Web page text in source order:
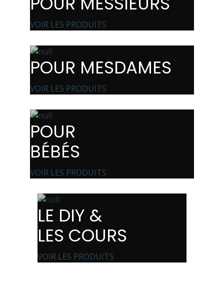
VOIR LES PRODUITS
POUR MESDAMES
VOIR LES PRODUITS
POUR
BÉBÉS
VOIR LES PRODUITS
LE DIY &
LES COURS
VOIR LES PRODUITS